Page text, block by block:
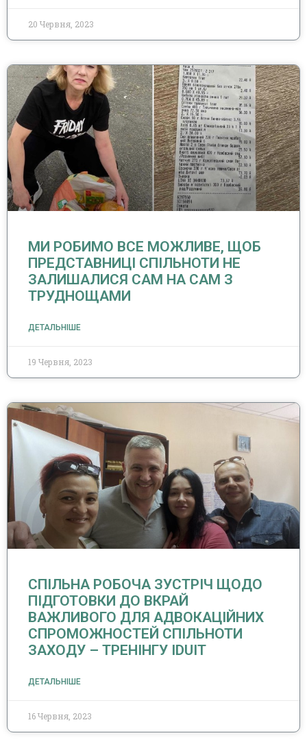
20 Червня, 2023
МИ РОБИМО ВСЕ МОЖЛИВЕ, ЩОБ
ПРЕДСТАВНИЦІ СПІЛЬНОТИ НЕ
ЗАЛИШАЛИСЯ САМ НА САМ З
ТРУДНОЩАМИ
ДЕТАЛЬНІШЕ
19 Червня, 2023
CПІЛЬНА РОБОЧА ЗУСТРІЧ ЩОДО
ПІДГОТОВКИ ДО ВКРАЙ
ВАЖЛИВОГО ДЛЯ АДВОКАЦІЙНИХ
СПРОМОЖНОСТЕЙ СПІЛЬНОТИ
ЗАХОДУ – ТРЕНІНГУ IDUIT
ДЕТАЛЬНІШЕ
16 Червня, 2023